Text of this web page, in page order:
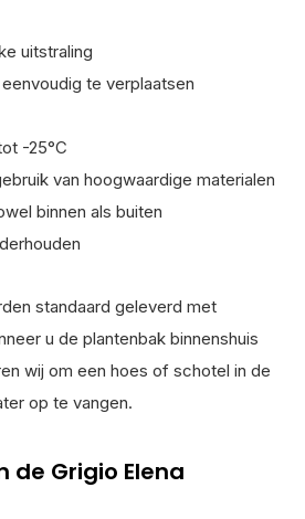
uitstraling
te verplaatsen
-25°C
van hoogwaardige materialen
binnen als buiten
standaard geleverd met
u de plantenbak binnenshuis
wij om een hoes of schotel in de
op te vangen.
de Grigio Elena